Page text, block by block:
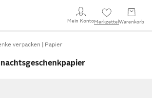
Mein KontoMerkzettel Warenkorb
verpacken Papier